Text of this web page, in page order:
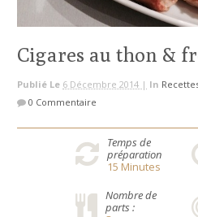
Cigares au thon &
Publié Le 6 Décembre 2014 | In
0 Commentaire
Temps de
préparation
15 Minutes
Nombre de
parts :